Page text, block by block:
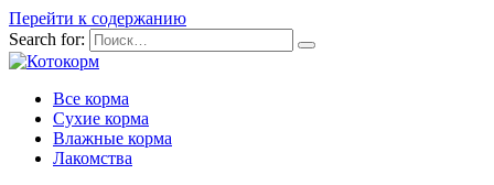
Перейти к содержанию
Search for:
Все корма
Сухие корма
Влажные корма
Лакомства